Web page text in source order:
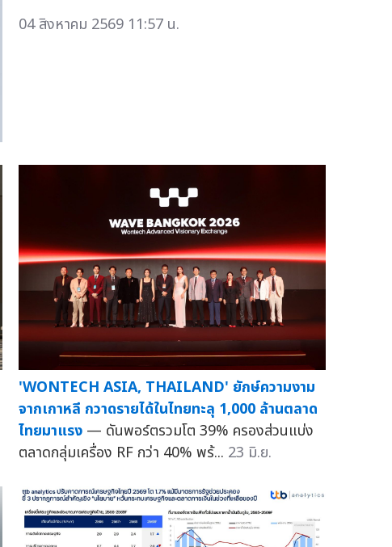
04 สิงหาคม 2569 11:57 น.
'WONTECH ASIA, THAILAND' ยักษ์ความงาม
จากเกาหลี กวาดรายได้ในไทยทะลุ 1,000 ล้านตลาด
ไทยมาแรง — ดันพอร์ตรวมโต 39% ครองส่วนแบ่ง
ตลาดกลุ่มเครื่อง RF กว่า 40% พร้... 23 มิ.ย.